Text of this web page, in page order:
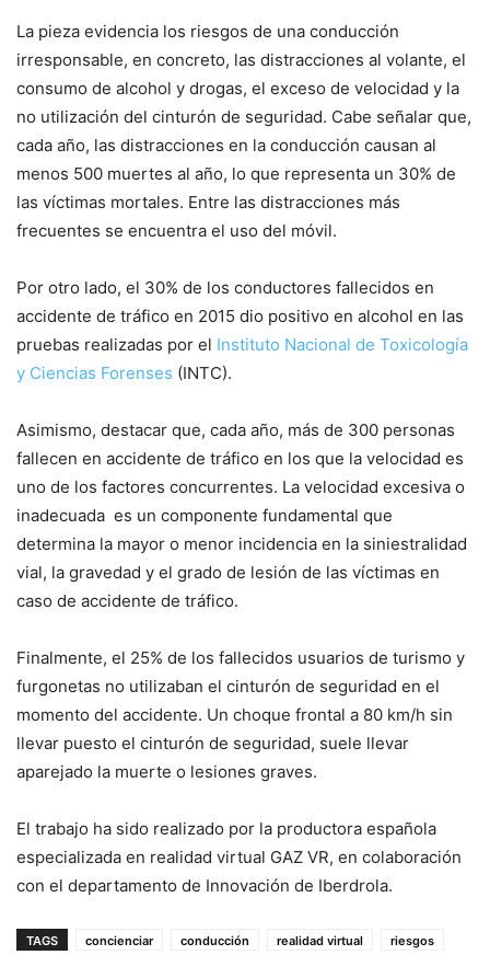
La pieza evidencia los riesgos de una conducción
irresponsable, en concreto, las distracciones al volante, el
consumo de alcohol y drogas, el exceso de velocidad y la
no utilización del cinturón de seguridad. Cabe señalar que,
cada año, las distracciones en la conducción causan al
menos 500 muertes al año, lo que representa un 30% de
las víctimas mortales. Entre las distracciones más
frecuentes se encuentra el uso del móvil.
Por otro lado, el 30% de los conductores fallecidos en
accidente de tráfico en 2015 dio positivo en alcohol en las
pruebas realizadas por el Instituto Nacional de Toxicología
y Ciencias Forenses (INTC).
Asimismo, destacar que, cada año, más de 300 personas
fallecen en accidente de tráfico en los que la velocidad es
uno de los factores concurrentes. La velocidad excesiva o
inadecuada es un componente fundamental que
determina la mayor o menor incidencia en la siniestralidad
vial, la gravedad y el grado de lesión de las víctimas en
caso de accidente de tráfico.
Finalmente, el 25% de los fallecidos usuarios de turismo y
furgonetas no utilizaban el cinturón de seguridad en el
momento del accidente. Un choque frontal a 80 km/h sin
llevar puesto el cinturón de seguridad, suele llevar
aparejado la muerte o lesiones graves.
El trabajo ha sido realizado por la productora española
especializada en realidad virtual GAZ VR, en colaboración
con el departamento de Innovación de Iberdrola.
TAGS concienciar conducción realidad virtual riesgos